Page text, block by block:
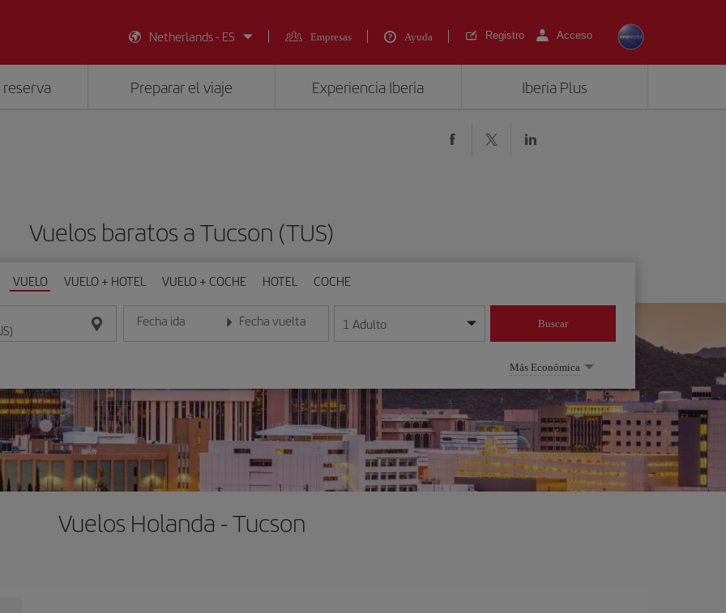
Netherlands - ES
Empresas Ayuda Registro Acceso
Preparar el viaje Experiencia Iberia Iberia Plus
Vuelos baratos a Tucson (TUS)
VUELO VUELO + HOTEL VUELO + COCHE HOTEL COCHE
Fecha ida
Introduce la fecha en formato día/mes/año
Fecha vuelta
Introduce la fecha en formato día/mes/año
1 Adulto Buscar
Más Económica
Vuelos Holanda - Tucson